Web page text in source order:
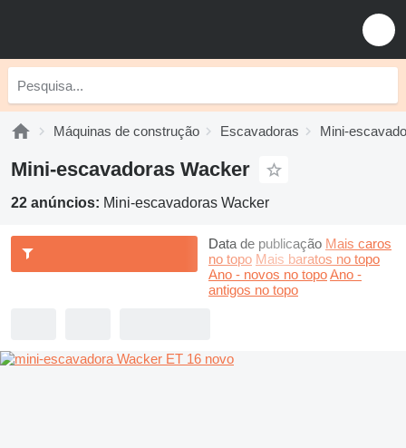
Máquinas de construção Escavadoras Mini-
Mini-escavadoras Wacker
22 anúncios: Mini-escavadoras Wacker
Data de publicação Mais caros
no topo Mais baratos no topo
Ano - novos no topoAno -
antigos no topo